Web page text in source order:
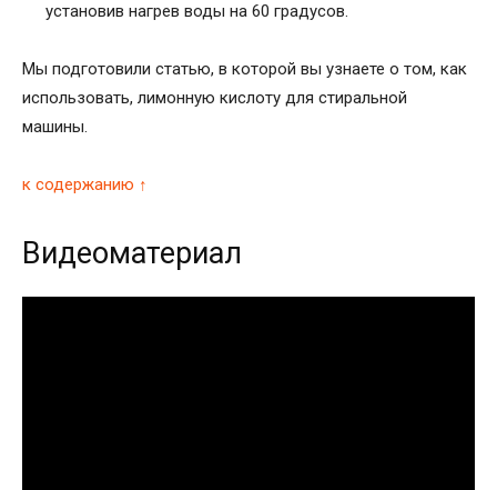
установив нагрев воды на 60 градусов.
Мы подготовили статью, в которой вы узнаете о том, как
использовать, лимонную кислоту для стиральной
машины.
к содержанию ↑
Видеоматериал